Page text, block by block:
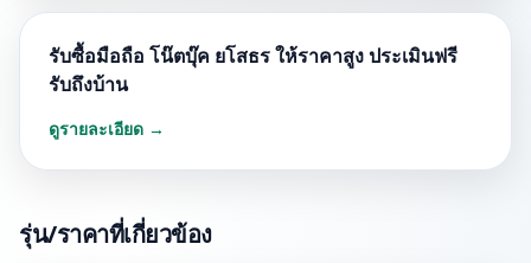
รับซื้อมือถือ โน๊ตบุ๊ค ยโสธร ให้ราคาสูง ประเมินฟรี
รับถึงบ้าน
ดูรายละเอียด →
รุ่น/ราคาที่เกี่ยวข้อง